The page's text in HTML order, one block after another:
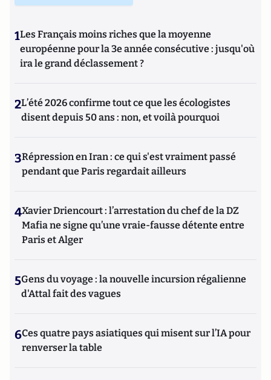
1Les Français moins riches que la moyenne
européenne pour la 3e année consécutive : jusqu'où
ira le grand déclassement ?
2L’été 2026 confirme tout ce que les écologistes
disent depuis 50 ans : non, et voilà pourquoi
3Répression en Iran : ce qui s'est vraiment passé
pendant que Paris regardait ailleurs
4Xavier Driencourt : l’arrestation du chef de la DZ
Mafia ne signe qu’une vraie-fausse détente entre
Paris et Alger
5Gens du voyage : la nouvelle incursion régalienne
d'Attal fait des vagues
6Ces quatre pays asiatiques qui misent sur l’IA pour
renverser la table